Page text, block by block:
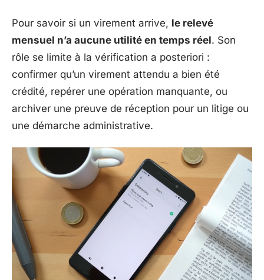
Pour savoir si un virement arrive, le relevé
mensuel n’a aucune utilité en temps réel. Son
rôle se limite à la vérification a posteriori :
confirmer qu’un virement attendu a bien été
crédité, repérer une opération manquante, ou
archiver une preuve de réception pour un litige ou
une démarche administrative.